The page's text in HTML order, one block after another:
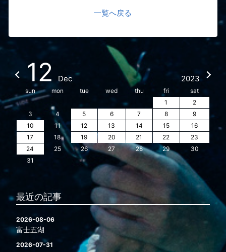
一覧へ戻る
12 Dec 2023
sun mon tue wed thu fri
sat
1
2
3
4 5 6 7 8
9
10
11 12 13 14 15
16
17
18 19 20 21 22
23
24
25 26 27 28 29
30
31
最近の記事
2026-08-06
富士五湖
2026-07-31